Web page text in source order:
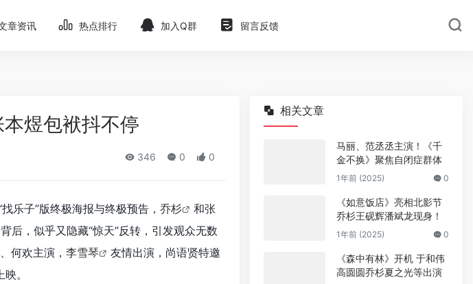
章资讯 热点排行 加入Q群 留言反馈
本煜包袱抖不停
346 0 0
乐子”版终极海报与终极预告， 乔杉 和张
后，似乎又隐藏“惊天”反转，引发观众无数
何欢主演， 李雪琴
友情出演，尚语贤特邀
。
相关文章
马丽、范丞丞主演！《千
金不换》聚焦自闭症群体
1年前 (2025) 0
《如意饭店》亮相北影节
乔杉王砚辉潘斌龙现身！
1年前 (2025) 0
《森中有林》开机 于和伟
高圆圆乔杉夏之光等出演